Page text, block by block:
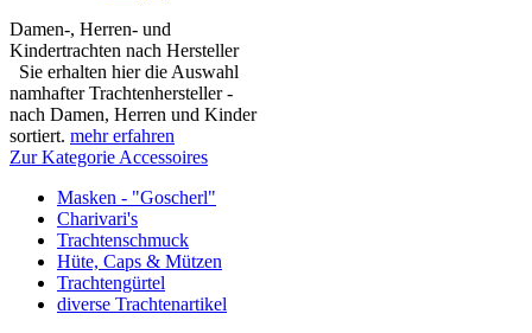
Damen-, Herren- und
Kindertrachten nach Hersteller
Sie erhalten hier die Auswahl
namhafter Trachtenhersteller -
nach Damen, Herren und Kinder
sortiert. mehr erfahren
Zur Kategorie Accessoires
Masken - "Goscherl"
Charivari's
Trachtenschmuck
Hüte, Caps & Mützen
Trachtengürtel
diverse Trachtenartikel